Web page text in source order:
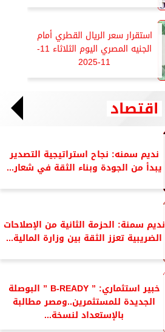
استقرار سعر الريال القطري أمام
الجنيه المصري اليوم الثلاثاء 11-
11-2025
اقتصاد
نديم سمنه: نجاح استراتيجية التصدير
يبدأ من الجودة وبناء الثقة في شعار...
نديم سمنة: الحزمة الثانية من الإصلاحات
الضريبية تعزز الثقة بين وزارة المالية...
خبير استثماري: ” B-READY ” البوصلة
الجديدة للمستثمرين..ومصر مطالبة
بالإستعداد لنسخة...